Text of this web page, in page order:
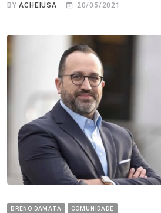
BYACHEIUSA 20/05/2021
BRENO DAMATA COMUNIDADE